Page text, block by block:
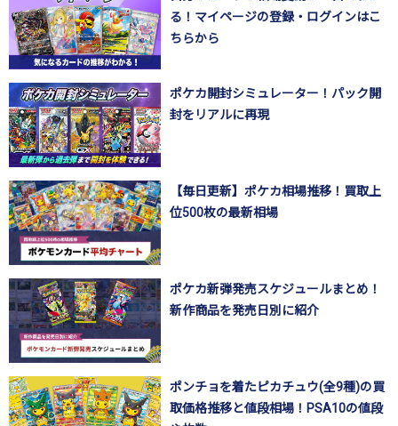
る！マイページの登録・ログインはこ
ちらから
ポケカ開封シミュレーター！パック開
封をリアルに再現
【毎日更新】ポケカ相場推移！買取上
位500枚の最新相場
ポケカ新弾発売スケジュールまとめ！
新作商品を発売日別に紹介
ポンチョを着たピカチュウ(全9種)の買
取価格推移と値段相場！PSA10の値段